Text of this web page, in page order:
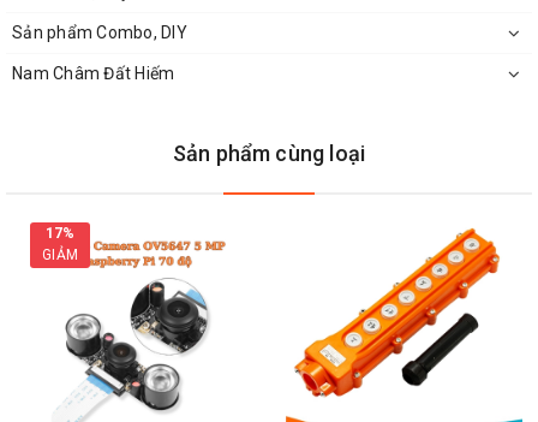
Sản phẩm Combo, DIY
Nam Châm Đất Hiếm
Sản phẩm cùng loại
17%
GIẢM